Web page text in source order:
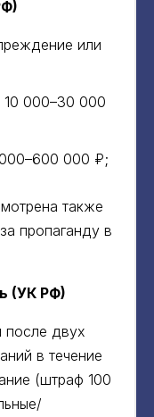
или
000–30 000
000 ₽;
также
пропаганду в
(УК РФ)
после двух
в течение
(штраф 100